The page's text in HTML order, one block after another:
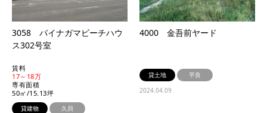
3058 パイナガマビーチハウ
ス302号室
賃料
17～18万
専有面積
50㎡/15.13坪
貸建物
久貝
4000 金吾前ヤード
貸土地
平良
2024.04.09